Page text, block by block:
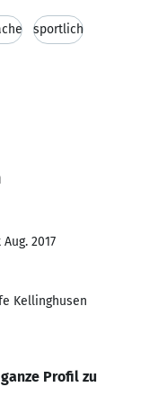
sportlich
2017
Kellinghusen
Profil zu